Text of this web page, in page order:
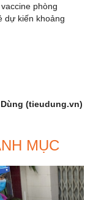
phòng
dự kiến khoảng
(tieudung.vn)
MỤC